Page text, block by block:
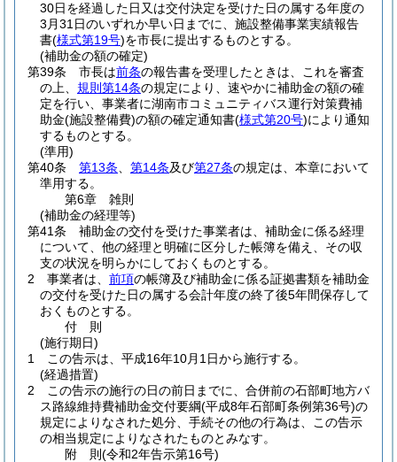
30日を経過した日又は交付決定を受けた日の属する年度の
3月31日のいずれか早い日までに、施設整備事業実績報告
書(様式第19号)を市長に提出するものとする。
(補助金の額の確定)
第39条
市長は前条の報告書を受理したときは、これを審査
の上、 規則第14条の規定により、速やかに補助金の額の確
定を行い、事業者に湖南市コミュニティバス運行対策費補
助金(施設整備費)の額の確定通知書(様式第20号)により通知
するものとする。
(準用)
第40条
第13条 第14条及び第27条の規定は、本章において
準用する。
第6章
雑則
(補助金の経理等)
第41条
補助金の交付を受けた事業者は、補助金に係る経理
について、他の経理と明確に区分した帳簿を備え、その収
支の状況を明らかにしておくものとする。
2
事業者は、 前項の帳簿及び補助金に係る証拠書類を補助金
の交付を受けた日の属する会計年度の終了後5年間保存して
おくものとする。
付 則
(施行期日)
1
この告示は、平成16年10月1日から施行する。
(経過措置)
2
この告示の施行の日の前日までに、合併前の石部町地方バ
ス路線維持費補助金交付要綱(平成8年石部町条例第36号)の
規定によりなされた処分、手続その他の行為は、この告示
の相当規定によりなされたものとみなす。
附 則(令和2年告示第16号)